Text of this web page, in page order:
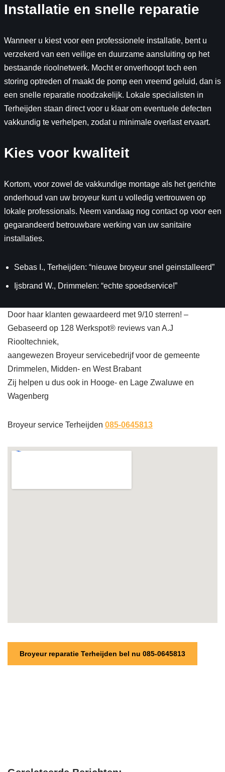
Installatie en snelle reparatie
Wanneer u kiest voor een professionele installatie, bent u
verzekerd van een veilige en duurzame aansluiting op het
bestaande rioolnetwerk. Mocht er onverhoopt toch een
storing optreden of maakt de pomp een vreemd geluid, dan is
een snelle reparatie noodzakelijk. Lokale specialisten in
Terheijden staan direct voor u klaar om eventuele defecten
vakkundig te verhelpen, zodat u minimale overlast ervaart.
Kies voor kwaliteit
Kortom, voor zowel de vakkundige montage als het gerichte
onderhoud van uw broyeur kunt u volledig vertrouwen op
lokale professionals. Neem vandaag nog contact op voor een
gegarandeerd betrouwbare werking van uw sanitaire
installaties.
Sebas I., Terheijden: “nieuwe broyeur snel geinstalleerd”
Ijsbrand W., Drimmelen: “echte spoedservice!”
Door haar klanten gewaardeerd met 9/10 sterren! –
Gebaseerd op 128 Werkspot® reviews van A.J
Riooltechniek,
aangewezen Broyeur servicebedrijf voor de gemeente
Drimmelen, Midden- en West Brabant
Zij helpen u dus ook in Hooge- en Lage Zwaluwe en
Wagenberg
Broyeur service Terheijden 085-0645813
Broyeur reparatie Terheijden bel nu 085-0645813